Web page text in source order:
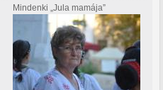
Mindenki „Jula mamája”